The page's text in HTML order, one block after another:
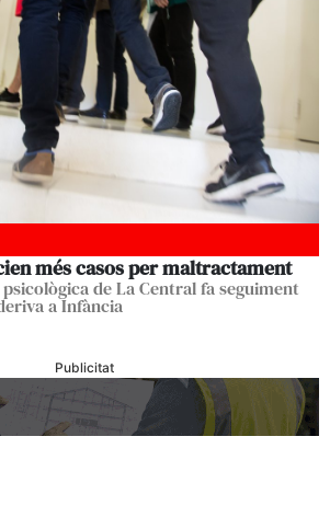
més casos per maltractament
psicològica de La Central fa seguiment
a Infància
Publicitat